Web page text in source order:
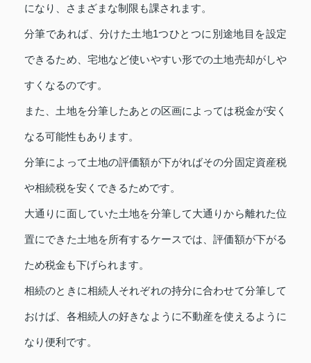
になり、さまざまな制限も課されます。
分筆であれば、分けた土地1つひとつに別途地目を設定
できるため、宅地など使いやすい形での土地売却がしや
すくなるのです。
また、土地を分筆したあとの区画によっては税金が安く
なる可能性もあります。
分筆によって土地の評価額が下がればその分固定資産税
や相続税を安くできるためです。
大通りに面していた土地を分筆して大通りから離れた位
置にできた土地を所有するケースでは、評価額が下がる
ため税金も下げられます。
相続のときに相続人それぞれの持分に合わせて分筆して
おけば、各相続人の好きなように不動産を使えるように
なり便利です。